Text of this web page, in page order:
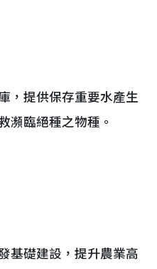
，提供保存重要水產生
瀕臨絕種之物種。
基礎建設，提升農業高